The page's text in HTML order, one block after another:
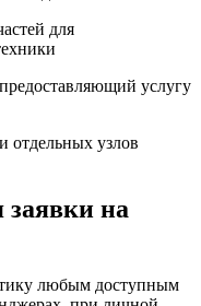
для
услугу
отдельных узлов
на
любым доступным